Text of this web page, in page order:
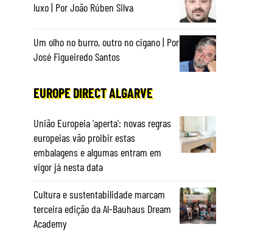
luxo | Por João Rúben Silva
Um olho no burro, outro no cigano | Por
José Figueiredo Santos
EUROPE DIRECT ALGARVE
União Europeia ‘aperta’: novas regras
europeias vão proibir estas
embalagens e algumas entram em
vigor já nesta data
Cultura e sustentabilidade marcam
terceira edição da Al-Bauhaus Dream
Academy